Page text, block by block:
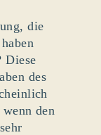
die
Diese
des
den